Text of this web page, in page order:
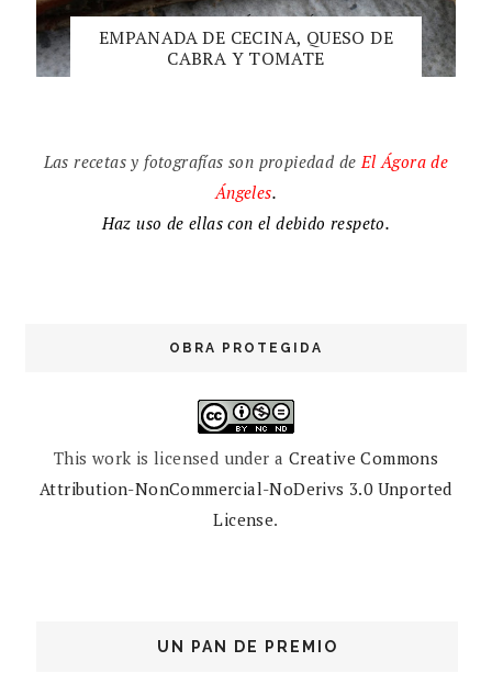
EMPANADA DE CECINA, QUESO DE
CABRA Y TOMATE
Las recetas y fotografías son propiedad de ElÁgora de
Ángeles.
Haz uso de ellas con el debido respeto.
OBRA PROTEGIDA
This work is licensed under a Creative Commons
Attribution-NonCommercial-NoDerivs 3.0 Unported
License.
UN PAN DE PREMIO